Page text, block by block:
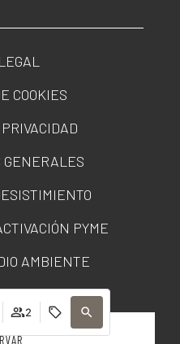
2
COOKIES
GENERALES
PYME
AMBIENTE